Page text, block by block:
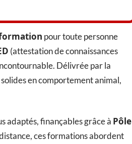
pour toute personne
(attestation de connaissances
Délivrée par la
en comportement animal,
adaptés, finançables grâce à Pôle
ces formations abordent